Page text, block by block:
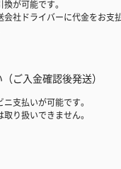
タキシード（コー
します。
ただく場合、最短のお届
が可能です。
会社ドライバーに代金をお支
ご入金確認後発送）
支払いが可能です。
り扱いできません。